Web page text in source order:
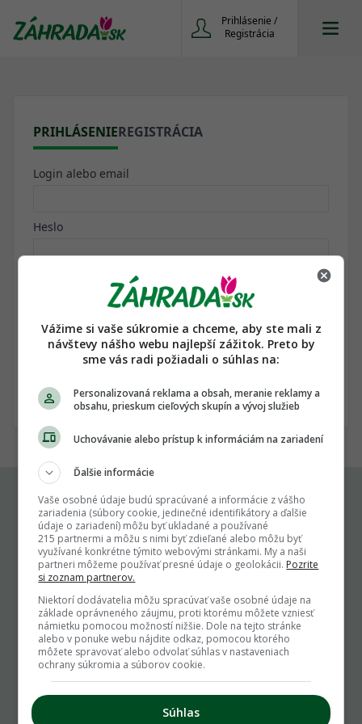
Prihlásenie /
Registrácia
PRIHLÁSENIEREGISTRÁCIA
Login alebo email
Heslo
Zapamätať heslo. Nabudúce chcem byť prihlásená/ý
automaticky
Prihlás ma
Komu môžeš napísať
info@zahrada.sk
Nahlás chybu
Mám otázku na admina
Užitočné odkazy
Podmienky používania
Cookie pravidlá
Ochrana osobných údajov
Vážime si vaše súkromie a chceme, aby ste mali z
návštevy nášho webu najlepší zážitok. Preto by
sme vás radi požiadali o súhlas na:
Personalizovaná reklama a obsah, meranie reklamy a
obsahu, prieskum cieľových skupín a vývoj služieb
Uchovávanie alebo prístup k informáciám na zariadení
Ďalšie informácie
Vaše osobné údaje budú spracúvané a informácie z vášho
zariadenia (súbory cookie, jedinečné identifikátory a ďalšie
údaje o zariadení) môžu byť ukladané a používané
215 partnermi a môžu s nimi byť zdieľané alebo môžu byť
využívané konkrétne týmito webovými stránkami. My a naši
partneri môžeme používať presné údaje o geolokácii. Pozrite
si zoznam partnerov.
Niektorí dodávatelia môžu spracúvať vaše osobné údaje na
základe oprávneného záujmu, proti ktorému môžete vzniesť
námietku pomocou možností nižšie. Dole na tejto stránke
alebo v ponuke webu nájdite odkaz, pomocou ktorého
môžete spravovať alebo odvolať súhlas v nastaveniach
ochrany súkromia a súborov cookie.
Súhlas